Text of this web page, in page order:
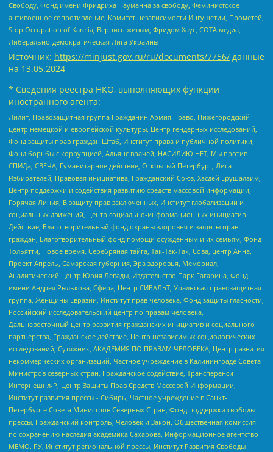
Свободу, Фонд имени Фридриха Науманна за свободу, Феминистское
антивоенное сопротивление, Комитет независимости Ингушетии, Прометей,
Stop Occupation of Karelia, Вернись живым, Фридом Хаус, СОТА медиа,
Либерально-демократическая Лига Украины
Источник: https://minjust.gov.ru/ru/documents/7756/ данные
на 13.05.2024
* Сведения реестра НКО, выполняющих функции
иностранного агента:
Лилит, Правозащитная группа Гражданин.Армия.Право, Нижегородский
центр немецкой и европейской культуры, Центр гендерных исследований,
Фонд защиты прав граждан Штаб, Институт права и публичной политики,
Фонд борьбы с коррупцией, Альянс врачей, НАСИЛИЮ.НЕТ, Мы против
СПИДа, СВЕЧА, Гуманитарное действие, Открытый Петербург, Лига
Избирателей, Правовая инициатива, Гражданский Союз, Хасдей Ерушалаим,
Центр поддержки и содействия развитию средств массовой информации,
Горячая Линия, В защиту прав заключенных, Институт глобализации и
социальных движений, Центр социально-информационных инициатив
Действие, Благотворительный фонд охраны здоровья и защиты прав
граждан, Благотворительный фонд помощи осужденным и их семьям, Фонд
Тольятти, Новое время, Серебряная тайга, Так-Так-Так, Сова, центр Анна,
Проект Апрель, Самарская губерния, Эра здоровья, Мемориал,
Аналитический Центр Юрия Левады, Издательство Парк Гагарина, Фонд
имени Андрея Рылькова, Сфера, Центр СИБАЛЬТ, Уральская правозащитная
группа, Женщины Евразии, Институт прав человека, Фонд защиты гласности,
Российский исследовательский центр по правам человека,
Дальневосточный центр развития гражданских инициатив и социального
партнерства, Гражданское действие, Центр независимых социологических
исследований, Сутяжник, АКАДЕМИЯ ПО ПРАВАМ ЧЕЛОВЕКА, Центр развития
некоммерческих организаций, Частное учреждение в Калининграде Совета
Министров северных стран, Гражданское содействие, Трансперенси
Интернешнл-Р, Центр Защиты Прав Средств Массовой Информации,
Институт развития прессы - Сибирь, Частное учреждение в Санкт-
Петербурге Совета Министров Северных Стран, Фонд поддержки свободы
прессы, Гражданский контроль, Человек и Закон, Общественная комиссия
по сохранению наследия академика Сахарова, Информационное агентство
МЕМО. РУ, Институт региональной прессы, Институт Развития Свободы